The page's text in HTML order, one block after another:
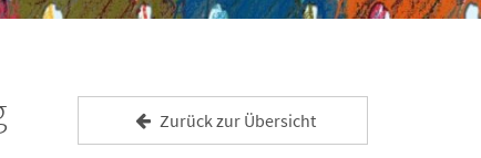
Zurück zur Übersicht